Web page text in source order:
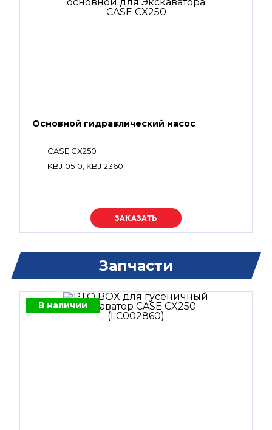
Основной гидравлический насос
CASE CX250
KBJ10510, KBJ12360
Уточняйте цену
Запчасти
В наличии